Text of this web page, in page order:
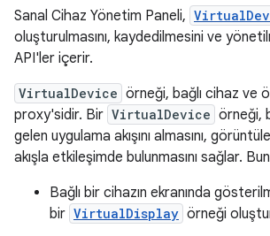
Sanal Cihaz Yönetim Paneli,
oluşturulmasını, kaydedilmesini ve
API'ler içerir.
VirtualDevice örneği, bağlı cihaz ve
proxy'sidir. Bir VirtualDevice örneği,
gelen uygulama akışını almasını,
akışla etkileşimde bulunmasını sağlar.
Bağlı bir cihazın ekranında
bir VirtualDisplay örneği